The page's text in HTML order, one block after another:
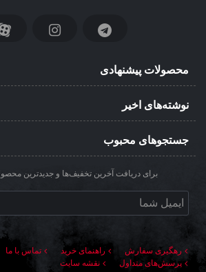
محصولات پیشنهادی
نوشته‌های اخیر
جستجوهای محبوب
برای دریافت آخرین تخفیف‌ها و جدیدترین
رهگیری سفارش راهنمای خرید تماس با ما
پرسش‌های متداول
نقشه سایت